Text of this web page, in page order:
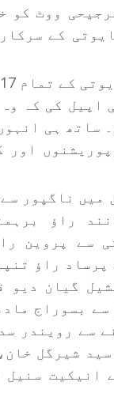
ووٹ کو
کے
اپیل کی کہ
ہی
اور
میں ناگپور
راؤ
سے پروین
راؤ
گیان دیو
سے بسوراج
سے رویندر
شیرگل
انیکیت